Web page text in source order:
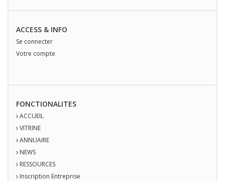
ACCESS & INFO
Se connecter
Votre compte
FONCTIONALITES
ACCUEIL
VITRINE
ANNUAIRE
NEWS
RESSOURCES
Inscription Entreprise